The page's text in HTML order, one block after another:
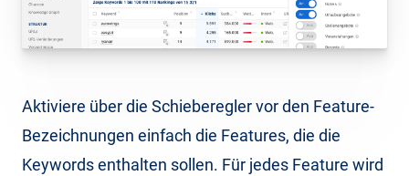
Aktiviere über die Schieberegler vor den Feature-
Bezeichnungen einfach die Features, die die
Keywords enthalten sollen. Für jedes Feature wird